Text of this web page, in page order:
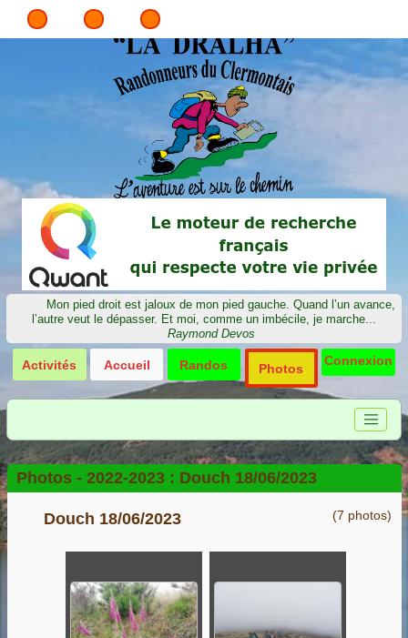
Mon pied droit est jaloux de mon pied gauche. Quand l’un avance,
l’autre veut le dépasser. Et moi, comme un imbécile, je marche...
Raymond Devos
Activités Accueil Randos Photos
Connexion
Photos - 2022-2023 : Douch 18/06/2023
Douch 18/06/2023 (7 photos)